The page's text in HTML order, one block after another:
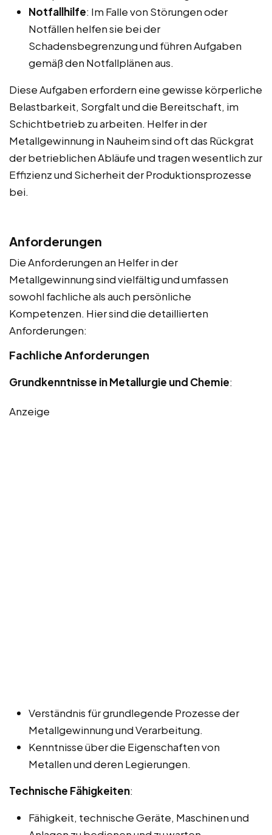
Notfallhilfe: Im Falle von Störungen oder
Notfällen helfen sie bei der
Schadensbegrenzung und führen Aufgaben
gemäß den Notfallplänen aus.
Diese Aufgaben erfordern eine gewisse körperliche
Belastbarkeit, Sorgfalt und die Bereitschaft, im
Schichtbetrieb zu arbeiten. Helfer in der
Metallgewinnung in Nauheim sind oft das Rückgrat
der betrieblichen Abläufe und tragen wesentlich zur
Effizienz und Sicherheit der Produktionsprozesse
bei.
Anforderungen
Die Anforderungen an Helfer in der
Metallgewinnung sind vielfältig und umfassen
sowohl fachliche als auch persönliche
Kompetenzen. Hier sind die detaillierten
Anforderungen:
Fachliche Anforderungen
Grundkenntnisse in Metallurgie und Chemie:
Anzeige
Verständnis für grundlegende Prozesse der
Metallgewinnung und Verarbeitung.
Kenntnisse über die Eigenschaften von
Metallen und deren Legierungen.
Technische Fähigkeiten:
Fähigkeit, technische Geräte, Maschinen und